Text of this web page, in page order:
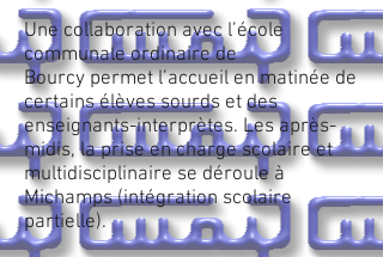
Une collaboration avec l’école
communale ordinaire de
Bourcy permet l’accueil en matinée de
certains élèves sourds et des
enseignants-interprètes. Les après-
midis, la prise en charge scolaire et
multidisciplinaire se déroule à
Michamps (intégration scolaire
partielle).